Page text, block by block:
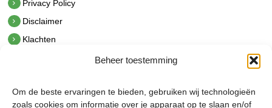
Beheer toestemming
Om de beste ervaringen te bieden, gebruiken wij technologieën
zoals cookies om informatie over je apparaat op te slaan en/of
Privacy Policy
Disclaimer
Klachten
hetindustriehuis B.V.
De Hoek 1 1601 MR Enkhuizen